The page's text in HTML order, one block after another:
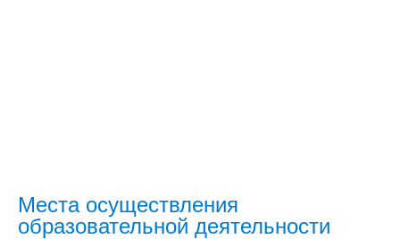
Места осуществления
образовательной деятельности